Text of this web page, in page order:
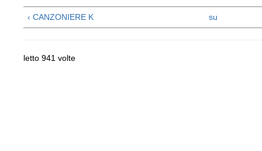
‹ CANZONIERE K su
letto 941 volte